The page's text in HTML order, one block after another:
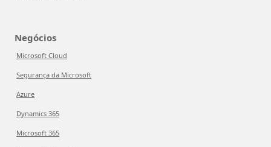
Negócios
Microsoft Cloud
Segurança da Microsoft
Azure
Dynamics 365
Microsoft 365